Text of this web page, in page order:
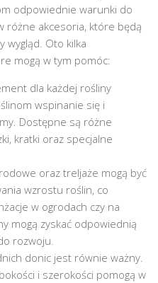
odpowiednie warunki do
różne akcesoria, które będą
wygląd. Oto kilka
mogą w tym pomóc:
dla każdej rośliny
wspinanie się i
Dostępne są różne
kratki oraz specjalne
oraz treljaże mogą być
wzrostu roślin, co
w ogrodach czy na
mogą zyskać odpowiednią
rozwoju.
donic jest równie ważny.
i szerokości pomogą w